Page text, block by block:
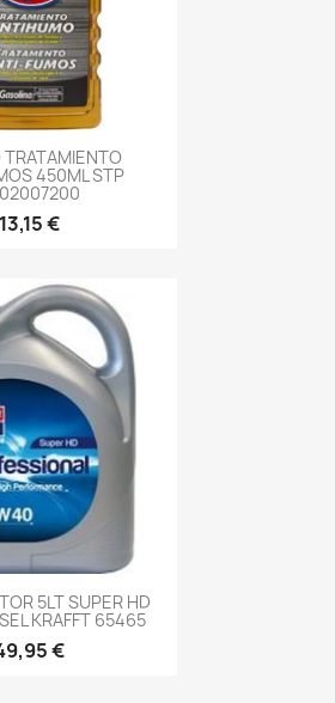
-->
TRATAMIENTO
450ML STP
13,15 €
-->5LT SUPER HD
KRAFFT 65465
€